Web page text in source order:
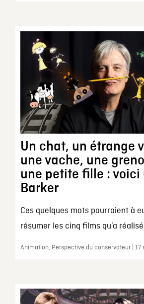
Un chat, un étrange
une vache, une
une petite fille : voici
Barker
Ces quelques mots pourraient à
résumer les cinq films qu’a
Animation, Perspective du conservateur | 17